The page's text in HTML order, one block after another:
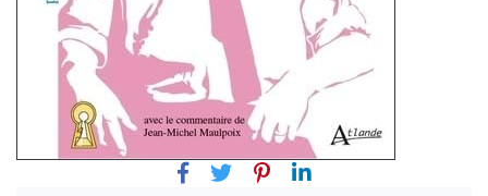
FacebookTwitterPinterest
Linkedin